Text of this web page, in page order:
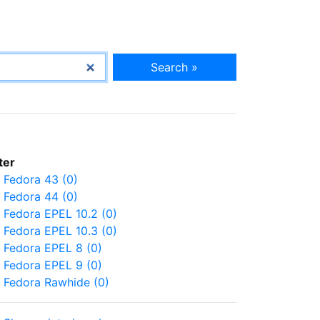
Search »
Fedora 43 (0)
Fedora 44 (0)
Fedora EPEL 10.2 (0)
Fedora EPEL 10.3 (0)
Fedora EPEL 8 (0)
Fedora EPEL 9 (0)
Fedora Rawhide (0)